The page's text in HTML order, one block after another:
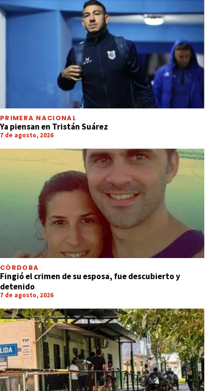
PRIMERA NACIONAL
Ya piensan en Tristán Suárez
7 de agosto, 2026
CÓRDOBA
Fingió el crimen de su esposa, fue descubierto y
detenido
7 de agosto, 2026